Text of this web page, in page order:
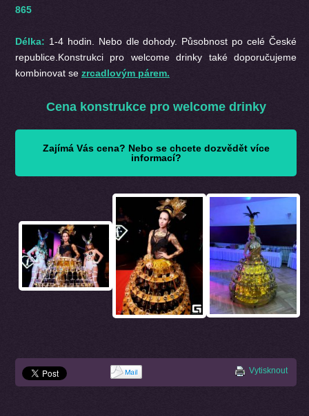
865
Délka: 1-4 hodin. Nebo dle dohody. Působnost po celé České
republice.Konstrukci pro welcome drinky také doporučujeme
kombinovat se zrcadlovým párem.
Cena konstrukce pro welcome drinky
Zajímá Vás cena? Nebo se chcete dozvědět více
informací?
Vytisknout